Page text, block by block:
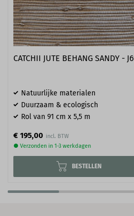
CATCHII JUTE BEHANG SANDY -
Natuurlijke materialen
Duurzaam & ecologisch
Rol van 91 cm x 5,5 m
€ 195,00
● Verzonden in 1-3 werkdagen
BESTELLEN